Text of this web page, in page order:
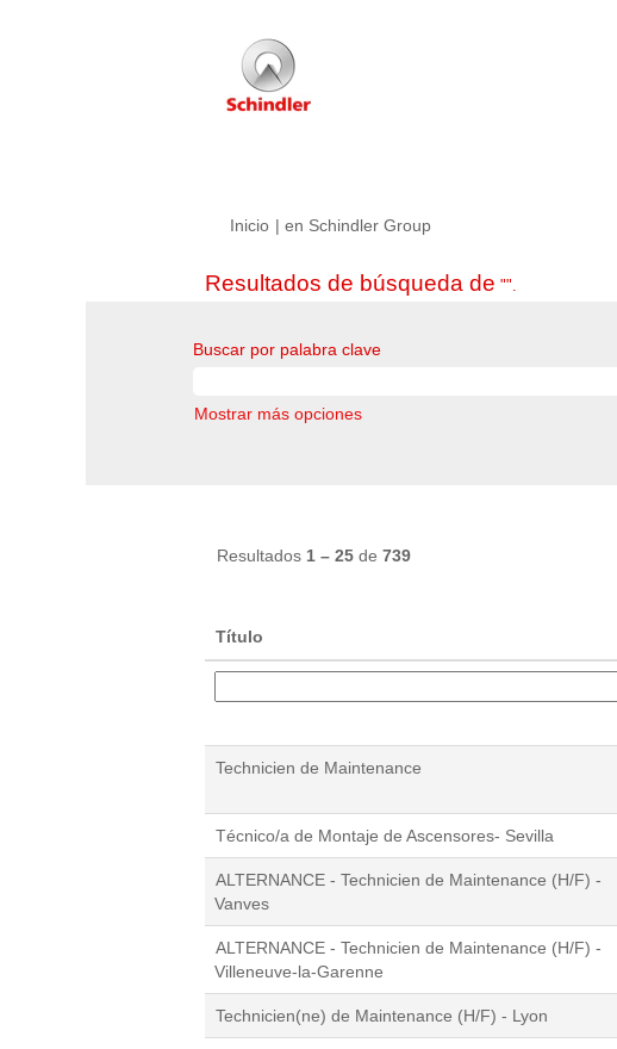
Inicio | en Schindler Group(página
Resultados de búsqueda de "".
Buscar por palabra clave
Mostrar más opciones
Resultados 1 – 25 de 739
Título
Technicien de Maintenance
Técnico/a de Montaje de Ascensores- Sevilla
ALTERNANCE - Technicien de Maintenance (H/F) -
Vanves
ALTERNANCE - Technicien de Maintenance (H/F) -
Villeneuve-la-Garenne
Technicien(ne) de Maintenance (H/F) - Lyon